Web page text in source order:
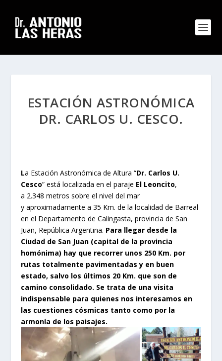
ESTACIÓN ASTRONÓMICA
DR. CARLOS U. CESCO.
La Estación Astronómica de Altura “Dr. Carlos U.
Cesco” está localizada en el paraje El Leoncito,
a 2.348 metros sobre el nivel del mar
y aproximadamente a 35 Km. de la localidad de Barreal
en el Departamento de Calingasta, provincia de San
Juan, República Argentina. Para llegar desde la
Ciudad de San Juan (capital de la provincia
homónima) hay que recorrer unos 250 Km. por
rutas totalmente pavimentadas y en buen
estado, salvo los últimos 20 Km. que son de
camino consolidado. Se trata de una visita
indispensable para quienes nos interesamos en
las cuestiones cósmicas tanto como por la
armonía de los paisajes.